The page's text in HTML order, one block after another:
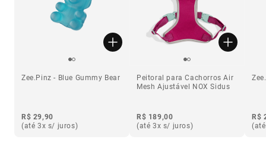
Zee.Pinz - Blue Gummy Bear
R$ 29,90
(até 3x s/ juros)
Peitoral para Cachorros Air
Mesh Ajustável NOX Sidus
R$ 189,00
(até 3x s/ juros)
R$